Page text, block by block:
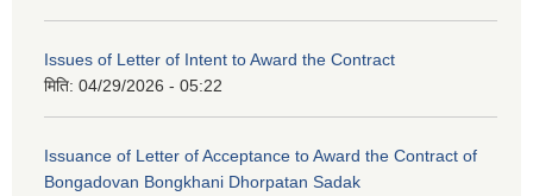
Issues of Letter of Intent to Award the Contract
मिति: 04/29/2026 - 05:22
Issuance of Letter of Acceptance to Award the Contract of
Bongadovan Bongkhani Dhorpatan Sadak